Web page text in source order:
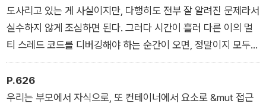
도사리고 있는 게 사실이지만, 다행히도 전부 잘 알려진 문제라서
실수하지 않게 조심하면 된다. 그러다 시간이 흘러 다른 이의 멀
티 스레드 코드를 디버깅해야 하는 순간이 오면, 정말이지 모두가
이런 도구를 손에 쥐게 둬서는 안 되겠구나 하며 자의 반 타의 반
결론을 내린다. 그리고 자신의 멀티 스레드 코드를 디버깅해야 하
는 순간이 오면 또 한 번 같은 결론에 이른다.
P.626
우리는 부모에서 자식으로, 또 컨테이너에서 요소로 &mut 접근